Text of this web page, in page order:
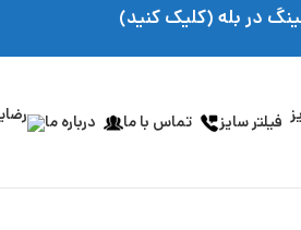
در بله (کلیک کنید)
فیلتر سایز تماس با ما درباره ما